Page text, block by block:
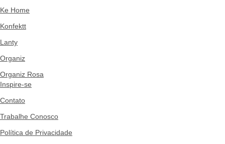
Ke Home
Konfektt
Lanty
Organiz
Organiz Rosa
Inspire-se
Contato
Trabalhe Conosco
Política de Privacidade